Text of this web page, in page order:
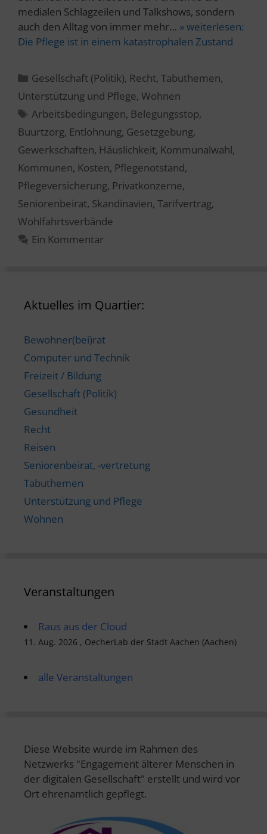
medialen Schlagzeilen und Talkshows, sondern
auch den Alltag von immer mehr… » weiterlesen:
Die Pflege ist in einem katastrophalen Zustand
Kategorien
Gesellschaft (Politik), Recht,Tabuthemen,
Unterstützung und Pflege, Wohnen
Schlagwörter
Arbeitsbedingungen, Belegungsstop,
Buurtzorg, Entlohnung, Gesetzgebung,
Gewerkschaften, Häuslichkeit, Kommunalwahl,
Kommunen, Kosten, Pflegenotstand,
Pflegeversicherung, Privatkonzerne,
Seniorenbeirat, Skandinavien, Tarifvertrag,
Wohlfahrtsverbände
Ein Kommentar
Aktuelles im Quartier:
Bewohner(bei)rat
Computer und Technik
Freizeit / Bildung
Gesellschaft (Politik)
Gesundheit
Recht
Reisen
Seniorenbeirat, -vertretung
Tabuthemen
Unterstützung und Pflege
Wohnen
Veranstaltungen
Raus aus der Cloud
11. Aug. 2026 , OecherLab der Stadt Aachen (Aachen)
alle Veranstaltungen
Diese Website wurde im Rahmen des
Netzwerks "Engagement älterer Menschen in
der digitalen Gesellschaft" erstellt und wird vor
Ort ehrenamtlich gepflegt.